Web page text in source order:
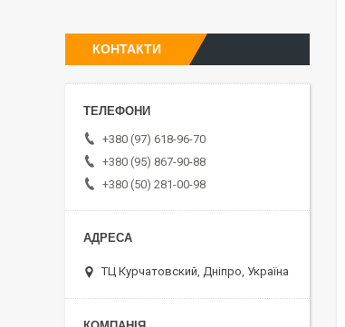
КОНТАКТИ
+380 (97) 618-96-70
+380 (95) 867-90-88
+380 (50) 281-00-98
ТЦ Курчатовский, Дніпро, Україна